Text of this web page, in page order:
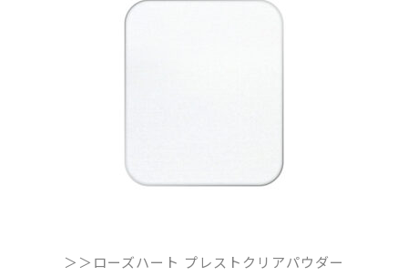
＞＞ローズハート プレストクリアパウダー